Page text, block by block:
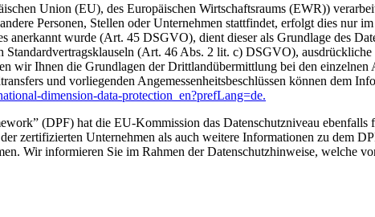
Union (EU), des Europäischen Wirtschaftsraums (EWR))
Personen, Stellen oder Unternehmen stattfindet, erfolgt dies nur
anerkannt wurde (Art. 45 DSGVO), dient dieser als Grundlage des
Standardvertragsklauseln (Art. 46 Abs. 2 lit. c) DSGVO),
Ihnen die Grundlagen der Drittlandübermittlung bei den einzelnen
und vorliegenden Angemessenheitsbeschlüssen können dem
dimension-data-protection_en?prefLang=de.
(DPF) hat die EU-Kommission das Datenschutzniveau ebenfalls
zertifizierten Unternehmen als auch weitere Informationen zu dem
Wir informieren Sie im Rahmen der Datenschutzhinweise, welche